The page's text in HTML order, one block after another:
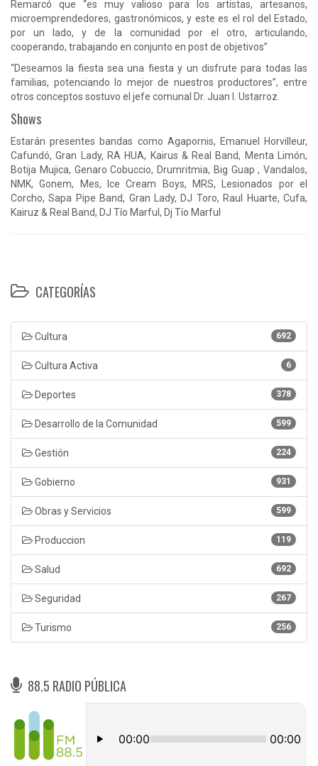
Remarcó que “es muy valioso para los artistas, artesanos,
microemprendedores, gastronómicos, y este es el rol del Estado,
por un lado, y de la comunidad por el otro, articulando,
cooperando, trabajando en conjunto en post de objetivos”
“Deseamos la fiesta sea una fiesta y un disfrute para todas las
familias, potenciando lo mejor de nuestros productores”, entre
otros conceptos sostuvo el jefe comunal Dr. Juan I. Ustarroz.
Shows
Estarán presentes bandas como Agapornis, Emanuel Horvilleur,
Cafundó, Gran Lady, RA HUA, Kairus & Real Band, Menta Limón,
Botija Mujica, Genaro Cobuccio, Drumritmia, Big Guap , Vandalos,
NMK, Gonem, Mes, Ice Cream Boys, MRS, Lesionados por el
Corcho, Sapa Pipe Band, Gran Lady, DJ Toro, Raul Huarte, Cufa,
Kairuz & Real Band, DJ Tío Marful, Dj Tío Marful
CATEGORÍAS
692
Cultura
6
Cultura Activa
378
Deportes
599
Desarrollo de la Comunidad
224
Gestión
931
Gobierno
599
Obras y Servicios
119
Produccion
692
Salud
267
Seguridad
256
Turismo
88.5 RADIO PÚBLICA